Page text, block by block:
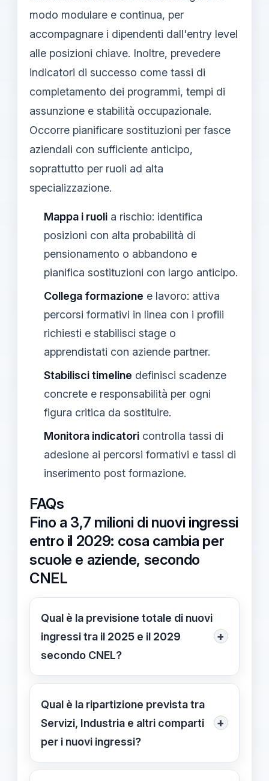
modo modulare e continua, per
accompagnare i dipendenti dall'entry level
alle posizioni chiave. Inoltre, prevedere
indicatori di successo come tassi di
completamento dei programmi, tempi di
assunzione e stabilità occupazionale.
Occorre pianificare sostituzioni per fasce
aziendali con sufficiente anticipo,
soprattutto per ruoli ad alta
specializzazione.
Mappa i ruoli a rischio: identifica
posizioni con alta probabilità di
pensionamento o abbandono e
pianifica sostituzioni con largo anticipo.
Collega formazione e lavoro: attiva
percorsi formativi in linea con i profili
richiesti e stabilisci stage o
apprendistati con aziende partner.
Stabilisci timeline definisci scadenze
concrete e responsabilità per ogni
figura critica da sostituire.
Monitora indicatori controlla tassi di
adesione ai percorsi formativi e tassi di
inserimento post formazione.
FAQs
Fino a 3,7 milioni di nuovi ingressi
entro il 2029: cosa cambia per
scuole e aziende, secondo
CNEL
Qual è la previsione totale di nuovi
ingressi tra il 2025 e il 2029
secondo CNEL?
+
La CNEL stima 3,279–3,721 milioni di
nuovi ingressi tra il 2025 e il 2029,
con una domanda di sostituzione pari
all'80–90% del fabbisogno.
Qual è la ripartizione prevista tra
Servizi, Industria e altri comparti
per i nuovi ingressi?
+
Servizi (terziario): 2,423–2,740 milioni